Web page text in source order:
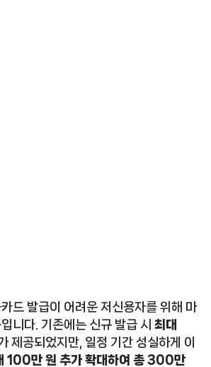
드 발급이 어려운 저신용자를 위해 마
니다. 기존에는 신규 발급 시 최대
제공되었지만, 일정 기간 성실하게 이
100만 원 추가 확대하여 총 300만